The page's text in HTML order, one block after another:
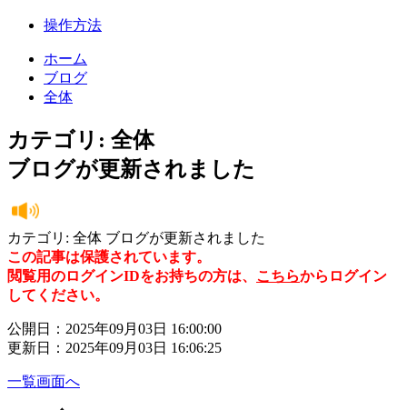
操作方法
ホーム
ブログ
全体
カテゴリ: 全体
ブログが更新されました
カテゴリ: 全体 ブログが更新されました
この記事は保護されています。
閲覧用のログインIDをお持ちの方は、 こちらからログイン
してください。
公開日：2025年09月03日 16:00:00
更新日：2025年09月03日 16:06:25
一覧画面へ